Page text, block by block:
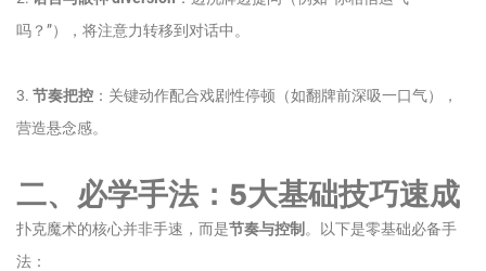
吗？”），将注意力转移到对话中。
3. 节奏把控 ：关键动作配合戏剧性停顿（如翻牌前深吸一口气），
营造悬念感。
二、必学手法：5大基础技巧速成
扑克魔术的核心并非手速，而是节奏与控制 。以下是零基础必备手
法：